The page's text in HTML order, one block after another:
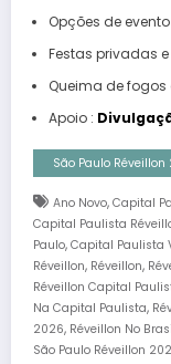
Opções de
Festas privadas
Queima de
Apoio :
São Paulo Réveillon
Ano Novo, Capital
Capital Paulista
Paulo, Capital Paulista
Réveillon, Réveillon,
Réveillon Capital
Na Capital Paulista,
2026, Réveillon No
São Paulo Réveillon